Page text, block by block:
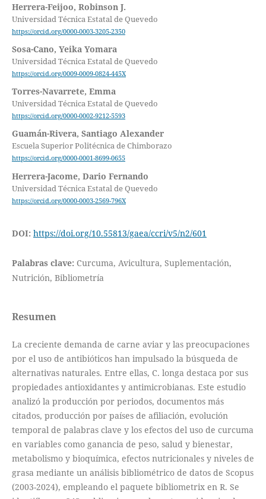
Herrera-Feijoo, Robinson J.
Universidad Técnica Estatal de Quevedo
https://orcid.org/0000-0003-3205-2350
Sosa-Cano, Yeika Yomara
Universidad Técnica Estatal de Quevedo
https://orcid.org/0009-0009-0824-445X
Torres-Navarrete, Emma
Universidad Técnica Estatal de Quevedo
https://orcid.org/0000-0002-9212-5593
Guamán-Rivera, Santiago Alexander
Escuela Superior Politécnica de Chimborazo
https://orcid.org/0000-0001-8699-0655
Herrera-Jacome, Dario Fernando
Universidad Técnica Estatal de Quevedo
https://orcid.org/0000-0003-2569-796X
DOI: https://doi.org/10.55813/gaea/ccri/v5/n2/601
Palabras clave: Curcuma, Avicultura, Suplementación,
Nutrición, Bibliometría
Resumen
La creciente demanda de carne aviar y las preocupaciones
por el uso de antibióticos han impulsado la búsqueda de
alternativas naturales. Entre ellas, C. longa destaca por sus
propiedades antioxidantes y antimicrobianas. Este estudio
analizó la producción por periodos, documentos más
citados, producción por países de afiliación, evolución
temporal de palabras clave y los efectos del uso de curcuma
en variables como ganancia de peso, salud y bienestar,
metabolismo y bioquímica, efectos nutricionales y niveles de
grasa mediante un análisis bibliométrico de datos de Scopus
(2003-2024), empleando el paquete bibliometrix en R. Se